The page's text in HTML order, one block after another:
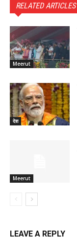
RELATED ARTICLES
Meerut
देश
Meerut
LEAVE A REPLY